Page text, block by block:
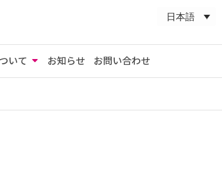
日本語
いて お知らせ お問い合わせ